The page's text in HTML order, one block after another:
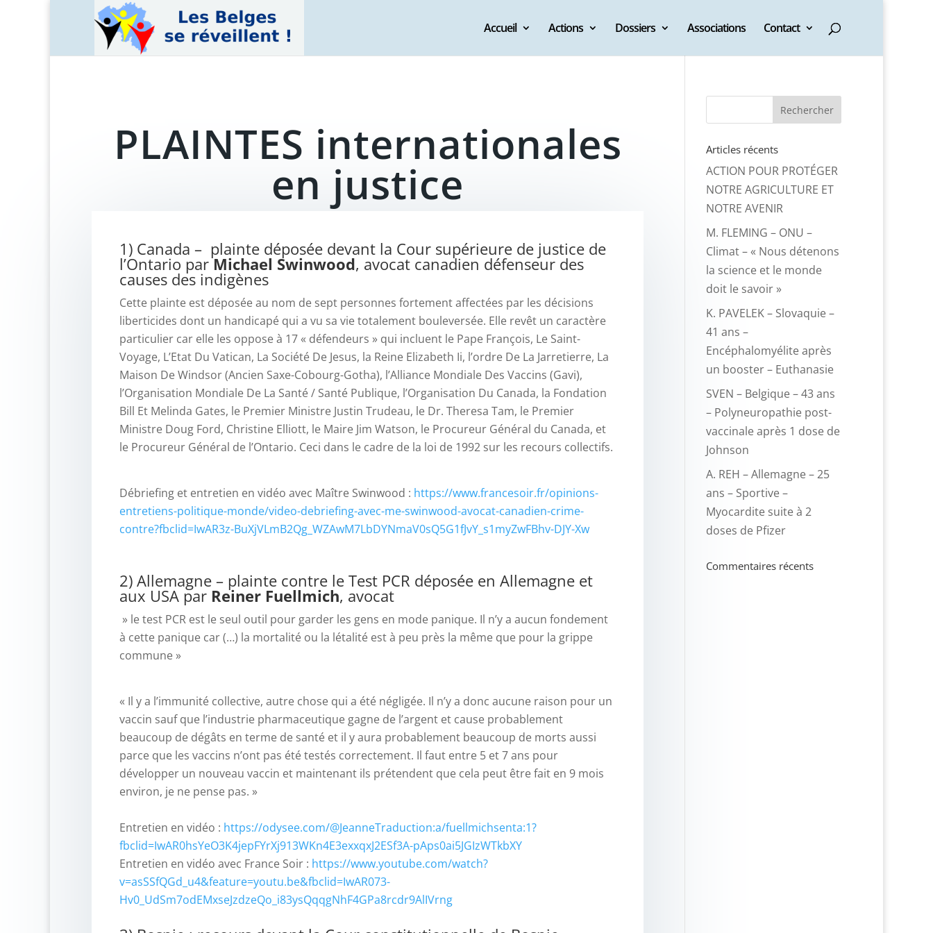
Accueil Actions Dossiers Associations Contact
PLAINTES internationales
en justice
1) Canada – plainte déposée devant la Cour supérieure de justice de
l’Ontario parMichael Swinwood, avocat canadien défenseur des
causes des indigènes
Cette plainte est déposée au nom de sept personnes fortement affectées par les décisions
liberticides dont un handicapé qui a vu sa vie totalement bouleversée. Elle revêt un caractère
particulier car elle les oppose à 17 « défendeurs » qui incluent le Pape François, Le Saint-
Voyage, L’Etat Du Vatican, La Société De Jesus, la Reine Elizabeth Ii, l’ordre De La Jarretierre, La
Maison De Windsor (Ancien Saxe-Cobourg-Gotha), l’Alliance Mondiale Des Vaccins (Gavi),
l’Organisation Mondiale De La Santé / Santé Publique, l’Organisation Du Canada, la Fondation
Bill Et Melinda Gates, le Premier Ministre Justin Trudeau, le Dr. Theresa Tam, le Premier
Ministre Doug Ford, Christine Elliott, le Maire Jim Watson, le Procureur Général du Canada, et
le Procureur Général de l’Ontario. Ceci dans le cadre de la loi de 1992 sur les recours collectifs.
Débriefing et entretien en vidéo avec Maître Swinwood : https://www.francesoir.fr/opinions-
entretiens-politique-monde/video-debriefing-avec-me-swinwood-avocat-canadien-crime-
contre?fbclid=IwAR3z-BuXjVLmB2Qg_WZAwM7LbDYNmaV0sQ5G1fJvY_s1myZwFBhv-DJY-Xw
2) Allemagne – plainte contre le Test PCR déposée en Allemagne et
aux USA par Reiner Fuellmich, avocat
» le test PCR est le seul outil pour garder les gens en mode panique. Il n’y a aucun fondement
à cette panique car (…) la mortalité ou la létalité est à peu près la même que pour la grippe
commune »
« Il y a l’immunité collective, autre chose qui a été négligée. Il n’y a donc aucune raison pour un
vaccin sauf que l’industrie pharmaceutique gagne de l’argent et cause probablement
beaucoup de dégâts en terme de santé et il y aura probablement beaucoup de morts aussi
parce que les vaccins n’ont pas été testés correctement. Il faut entre 5 et 7 ans pour
développer un nouveau vaccin et maintenant ils prétendent que cela peut être fait en 9 mois
environ, je ne pense pas. »
Entretien en vidéo : https://odysee.com/@JeanneTraduction:a/fuellmichsenta:1?
fbclid=IwAR0hsYeO3K4jepFYrXj913WKn4E3exxqxJ2ESf3A-pAps0ai5JGIzWTkbXY
Entretien en vidéo avec France Soir : https://www.youtube.com/watch?
v=asSSfQGd_u4&feature=youtu.be&fbclid=IwAR073-
Hv0_UdSm7odEMxseJzdzeQo_i83ysQqqgNhF4GPa8rcdr9AlIVrng
Articles récents
ACTION POUR PROTÉGER
NOTRE AGRICULTURE ET
NOTRE AVENIR
M. FLEMING – ONU –
Climat – « Nous détenons
la science et le monde
doit le savoir »
K. PAVELEK – Slovaquie –
41 ans –
Encéphalomyélite après
un booster – Euthanasie
SVEN – Belgique – 43 ans
– Polyneuropathie post-
vaccinale après 1 dose de
Johnson
A. REH – Allemagne – 25
ans – Sportive –
Myocardite suite à 2
doses de Pfizer
Commentaires récents